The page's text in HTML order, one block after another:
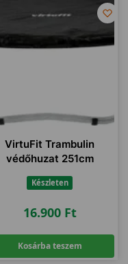
VirtuFit Trambulin
védőhuzat 251cm
Készleten
16.900 Ft
Kosárba teszem